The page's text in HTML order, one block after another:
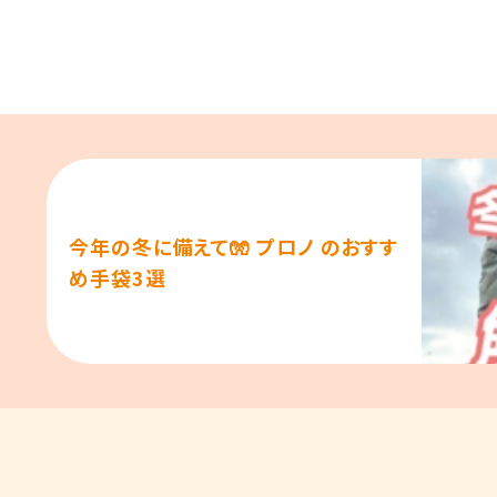
今年の冬に備えて🧤 プロノ のおすす
め手袋3選